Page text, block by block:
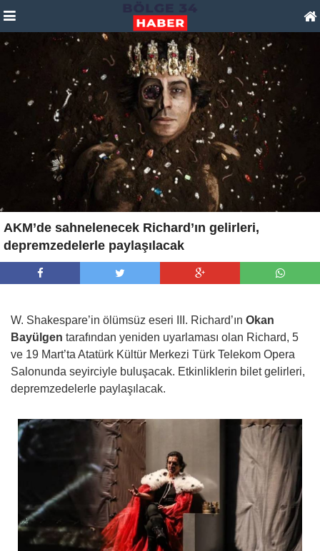
AKM’de sahnelenecek Richard’ın gelirleri,
depremzedelerle paylaşılacak
W. Shakespare’in ölümsüz eseri III. Richard’ın Okan
Bayülgen tarafından yeniden uyarlaması olan Richard, 5
ve 19 Mart’ta Atatürk Kültür Merkezi Türk Telekom Opera
Salonunda seyirciyle buluşacak. Etkinliklerin bilet gelirleri,
depremzedelerle paylaşılacak.